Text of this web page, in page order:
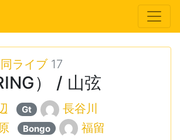
ライブ17
） / 山弦
Gt 長谷川
Bongo 福留